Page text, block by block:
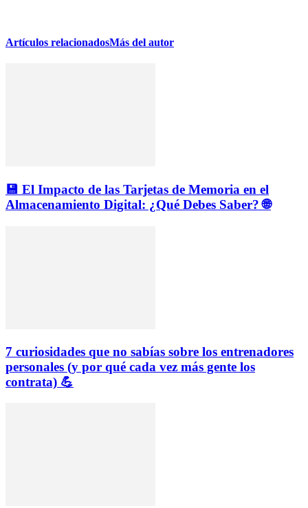
Artículos relacionadosMás del autor
💾 El Impacto de las Tarjetas de Memoria en el
Almacenamiento Digital: ¿Qué Debes Saber? 🌐
7 curiosidades que no sabías sobre los entrenadores
personales (y por qué cada vez más gente los
contrata) 💪